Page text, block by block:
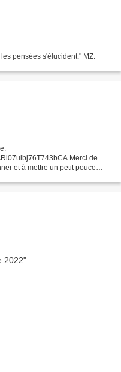
pensées s'élucident." MZ.
Merci de
et à mettre un petit pouce